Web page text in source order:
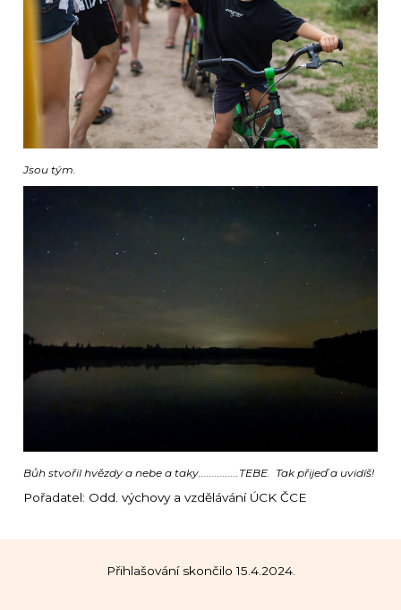
Jsou tým.
Bůh stvořil hvězdy a nebe a taky...............TEBE. Tak přijeď a uvidíš!
Pořadatel: Odd. výchovy a vzdělávání ÚCK ČCE
Přihlašování skončilo 15.4.2024.